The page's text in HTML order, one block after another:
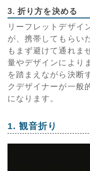
3. 折り方を決める
リーフレットデザイ
が、携帯してもらい
もまず避けて通れま
量やデザインにより
を踏まえながら決断
クデザイナーが一般
になります。
1. 観音折り